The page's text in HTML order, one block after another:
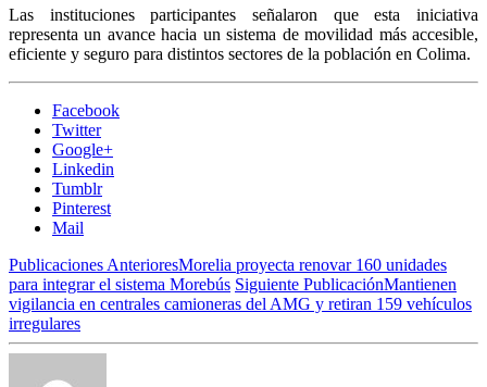
Las instituciones participantes señalaron que esta iniciativa
representa un avance hacia un sistema de movilidad más accesible,
eficiente y seguro para distintos sectores de la población en Colima.
Facebook
Twitter
Google+
Linkedin
Tumblr
Pinterest
Mail
Publicaciones AnterioresMorelia proyecta renovar 160 unidades
para integrar el sistema Morebús Siguiente PublicaciónMantienen
vigilancia en centrales camioneras del AMG y retiran 159 vehículos
irregulares